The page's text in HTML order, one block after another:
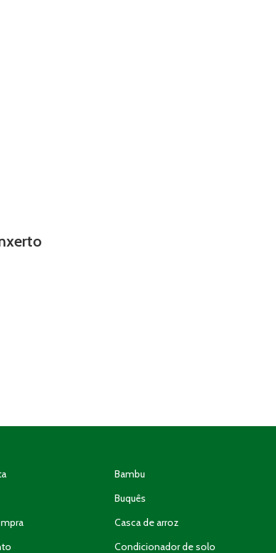
Bambu
Buquês
Casca de arroz
Condicionador de solo